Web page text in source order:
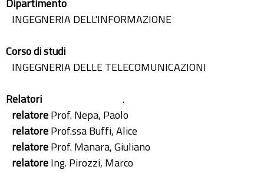
Dipartimento
INGEGNERIA DELL'INFORMAZIONE
Corso di studi
INGEGNERIA DELLE TELECOMUNICAZIONI
Relatori
.
relatoreProf. Nepa, Paolo
relatoreProf.ssa Buffi, Alice
relatoreProf. Manara, Giuliano
relatoreIng. Pirozzi, Marco